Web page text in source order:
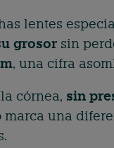
lentes
grosorsin
, una cifra
córnea, sin
una